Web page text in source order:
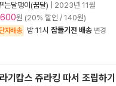
는달팽이(꿈달)
2023년 11월
원 (20% 할인 / 140원)
자배송 밤 11시 잠들기전 배송 변경
기캅스 쥬라킹 따서 조립하기